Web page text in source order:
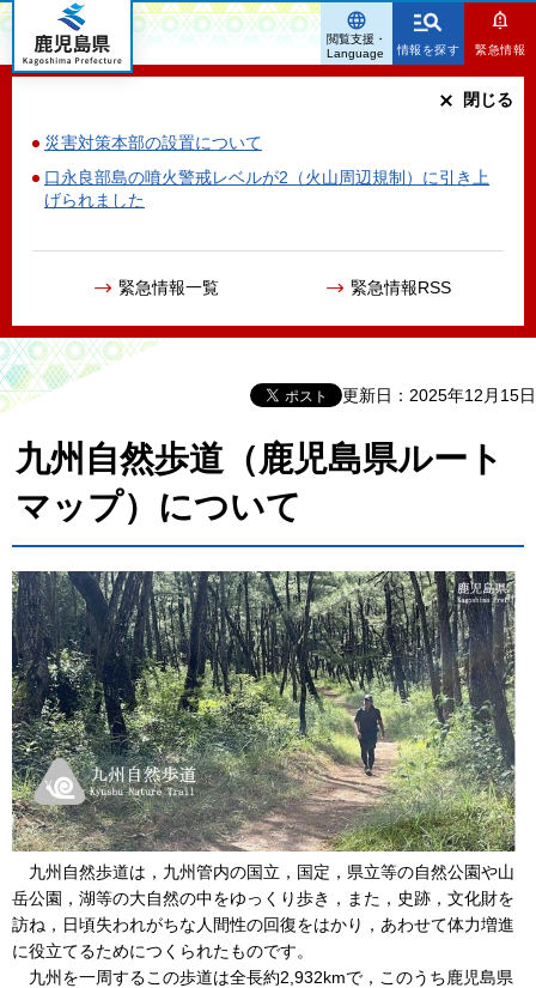
鹿児島県
情報を探す 緊急情報
災害対策本部の設置について
口永良部島の噴火警戒レベルが2（火山周辺規制）に引き上
げられました
緊急情報一覧 緊急情報RSS
閉じる
閲覧支援・
Language
更新日：2025年12月15日
九州自然歩道（鹿児島県ルート
マップ）について
九州自然歩道は，九州管内の国立，国定，県立等の自然公園や山
岳公園，湖等の大自然の中をゆっくり歩き，また，史跡，文化財を
訪ね，日頃失われがちな人間性の回復をはかり，あわせて体力増進
に役立てるためにつくられたものです。
九州を一周するこの歩道は全長約2,932kmで，このうち鹿児島県